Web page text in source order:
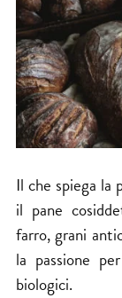
Il che spiega la
il pane
farro, grani
la passione
biologici.